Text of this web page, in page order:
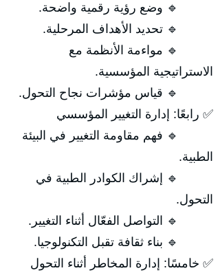
🔹 وضع رؤية رقمية واضحة.
🔹 تحديد الأهداف المرحلية.
🔹 مواءمة الأنظمة مع
الاستراتيجية المؤسسية.
🔹 قياس مؤشرات نجاح التحول.
✅ رابعًا: إدارة التغيير المؤسسي
🔹 فهم مقاومة التغيير في البيئة
الطبية.
🔹 إشراك الكوادر الطبية في
التحول.
🔹 التواصل الفعّال أثناء التغيير.
🔹 بناء ثقافة تقبل التكنولوجيا.
✅ خامسًا: إدارة المخاطر أثناء التحول